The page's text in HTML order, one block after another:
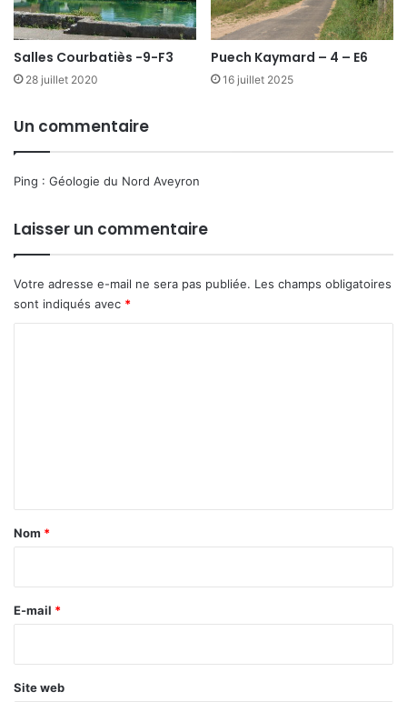
Salles Courbatiès -9-F3
28 juillet 2020
Puech Kaymard – 4 – E6
16 juillet 2025
Un commentaire
Ping : Géologie du Nord Aveyron
Laisser un commentaire
Votre adresse e-mail ne sera pas publiée. Les champs obligatoires
sont indiqués avec *
a
e
Nom *
E-mail *
Site web